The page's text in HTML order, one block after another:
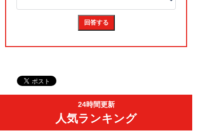
24時間更新
人気ランキング